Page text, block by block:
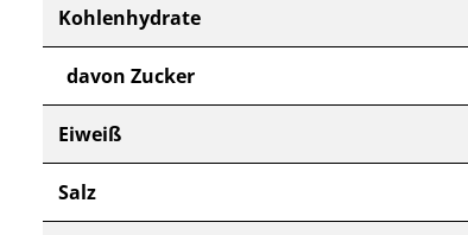
Kohlenhydrate
davon Zucker
Eiweiß
Salz